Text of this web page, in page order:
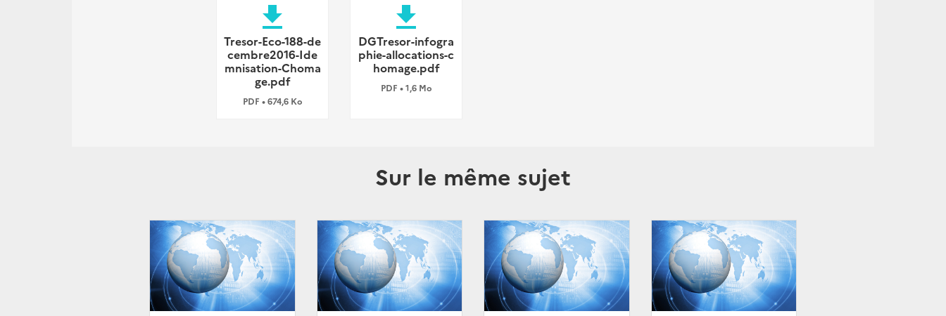
file_download
Tresor-Eco-188-de
cembre2016-Ide
mnisation-Choma
ge.pdf
PDF • 674,6 Ko
file_download
DGTresor-infogra
phie-allocations-c
homage.pdf
PDF • 1,6 Mo
Sur le même sujet